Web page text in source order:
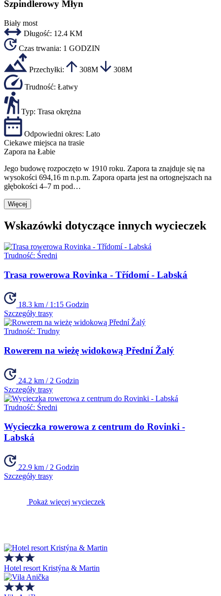
Szpindlerowy Młyn
Biały most
Długość: 12.4 KM
Czas trwania: 1 GODZIN
Przechyłki: 308M 308M
Trudność: Łatwy
Typ: Trasa okrężna
Odpowiedni okres: Lato
Ciekawe miejsca na trasie
Zapora na Łabie
Jego budowę rozpoczęto w 1910 roku. Zapora ta znajduje się na
wysokości 694,16 m n.p.m. Zapora oparta jest na ortognejszach na
głębokości 4–7 m pod…
Więcej
Wskazówki dotyczące innych wycieczek
Trudność: Średni
Trasa rowerowa Rovinka - Třídomí - Labská
18.3 km / 1:15 Godzin
Szczegóły trasy
Trudność: Trudny
Rowerem na wieżę widokową Přední Žalý
24.2 km / 2 Godzin
Szczegóły trasy
Trudność: Średni
Wycieczka rowerowa z centrum do Rovinki -
Labská
22.9 km / 2 Godzin
Szczegóły trasy
Pokaż więcej wycieczek
Hotel resort Kristýna & Martin